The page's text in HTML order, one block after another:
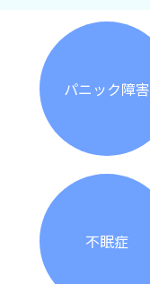
パニック障害
不眠症